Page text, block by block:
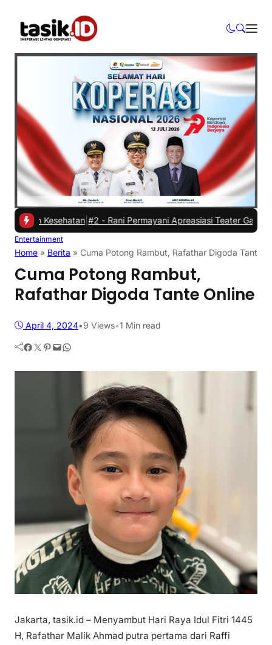
Kesehatan|#2 -Rani Permayani Apreasiasi Teater Gawe SMKN
Entertainment
Home » Berita » Cuma Potong Rambut, Rafathar Digoda Tante
Cuma Potong Rambut,
Rafathar Digoda Tante Online
April 4, 2024•9 Views•1 Min read
Facebook Twitter Pinterest Mail WhatsApp
Jakarta, tasik.id – Menyambut Hari Raya Idul Fitri 1445
H, Rafathar Malik Ahmad putra pertama dari Raffi